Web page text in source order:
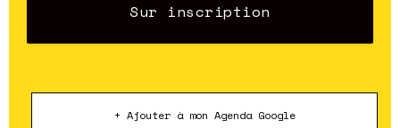
Sur inscription
+ Ajouter à mon Agenda Google